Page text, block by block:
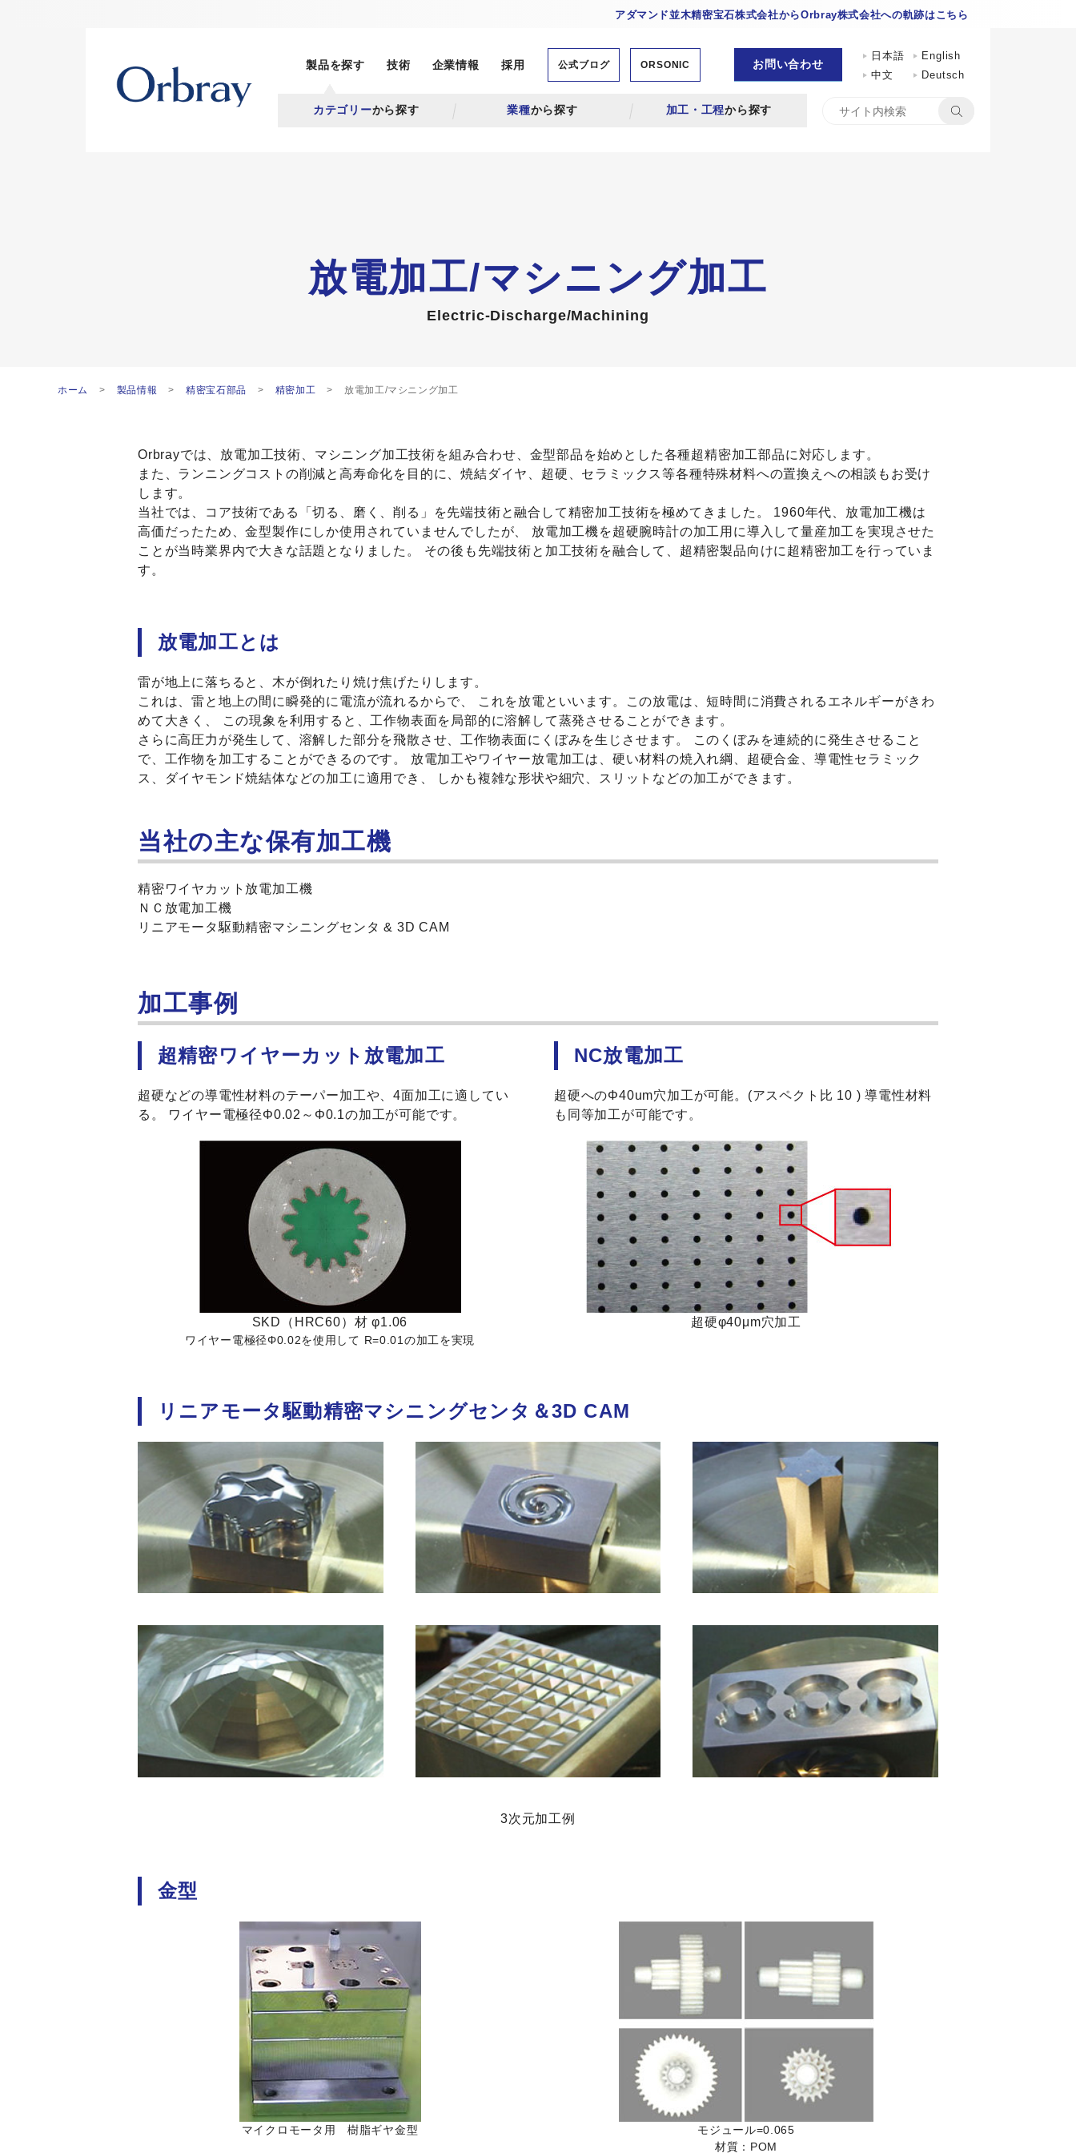
アダマンド並木精密宝石株式会社からOrbray株式会社への軌跡はこちら
製品を探す
カテゴリーから探す 業種から探す 加工・工程から探す
技術 企業情報 採用 公式ブログ ORSONIC お問い合わせ
日本語
English
中文
Deutsch
放電加工/マシニング加工
Electric-Discharge/Machining
ホーム 製品情報 精密宝石部品 精密加工 放電加工/マシニング加工
Orbrayでは、放電加工技術、マシニング加工技術を組み合わせ、金型部品を始めとした各種超精密加工部品に対応します。
また、ランニングコストの削減と高寿命化を目的に、焼結ダイヤ、超硬、セラミックス等各種特殊材料への置換えへの相談もお受け
します。
当社では、コア技術である「切る、磨く、削る」を先端技術と融合して精密加工技術を極めてきました。 1960年代、放電加工機は
高価だったため、金型製作にしか使用されていませんでしたが、 放電加工機を超硬腕時計の加工用に導入して量産加工を実現させた
ことが当時業界内で大きな話題となりました。 その後も先端技術と加工技術を融合して、超精密製品向けに超精密加工を行っていま
す。
放電加工とは
雷が地上に落ちると、木が倒れたり焼け焦げたりします。
これは、雷と地上の間に瞬発的に電流が流れるからで、 これを放電といいます。この放電は、短時間に消費されるエネルギーがきわ
めて大きく、 この現象を利用すると、工作物表面を局部的に溶解して蒸発させることができます。
さらに高圧力が発生して、溶解した部分を飛散させ、工作物表面にくぼみを生じさせます。 このくぼみを連続的に発生させること
で、工作物を加工することができるのです。 放電加工やワイヤー放電加工は、硬い材料の焼入れ綱、超硬合金、導電性セラミック
ス、ダイヤモンド焼結体などの加工に適用でき、 しかも複雑な形状や細穴、スリットなどの加工ができます。
当社の主な保有加工機
精密ワイヤカット放電加工機
ＮＣ放電加工機
リニアモータ駆動精密マシニングセンタ & 3D CAM
加工事例
超精密ワイヤーカット放電加工
超硬などの導電性材料のテーパー加工や、4面加工に適してい
る。 ワイヤー電極径Φ0.02～Φ0.1の加工が可能です。
SKD（HRC60）材 φ1.06
ワイヤー電極径Φ0.02を使用して R=0.01の加工を実現
NC放電加工
超硬へのΦ40um穴加工が可能。(アスペクト比 10 ) 導電性材料
も同等加工が可能です。
超硬φ40μm穴加工
リニアモータ駆動精密マシニングセンタ＆3D CAM
3次元加工例
金型
マイクロモータ用 樹脂ギヤ金型
モジュール=0.065
材質：POM